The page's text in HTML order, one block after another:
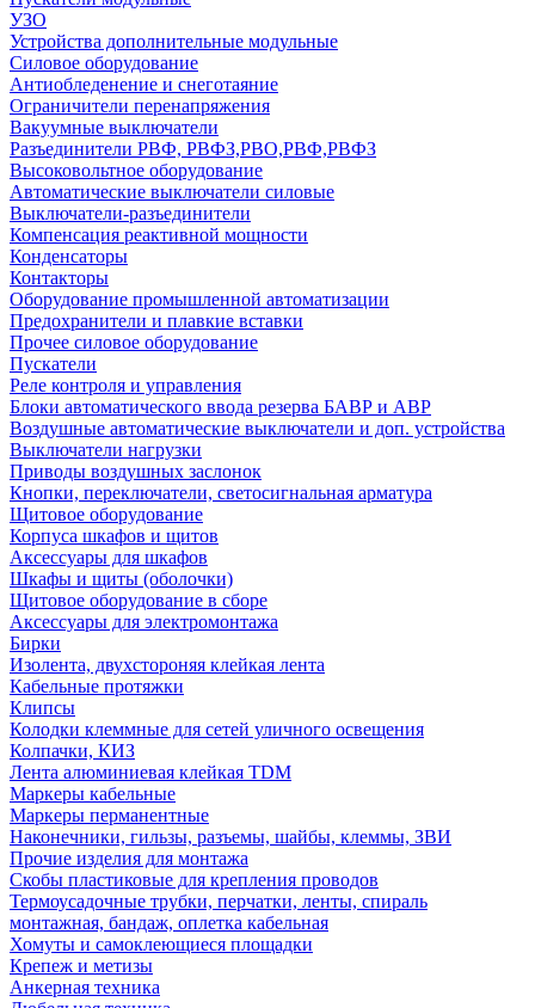
УЗО
Устройства дополнительные модульные
Силовое оборудование
Антиобледенение и снеготаяние
Ограничители перенапряжения
Вакуумные выключатели
Разъединители РВФ, РВФЗ,РВО,РВФ,РВФЗ
Высоковольтное оборудование
Автоматические выключатели cиловые
Выключатели-разъединители
Компенсация реактивной мощности
Конденсаторы
Контакторы
Оборудование промышленной автоматизации
Предохранители и плавкие вставки
Прочее силовое оборудование
Пускатели
Реле контроля и управления
Блоки автоматического ввода резерва БАВР и АВР
Воздушные автоматические выключатели и доп. устройства
Выключатели нагрузки
Приводы воздушных заслонок
Кнопки, переключатели, светосигнальная арматура
Щитовое оборудование
Корпуса шкафов и щитов
Аксессуары для шкафов
Шкафы и щиты (оболочки)
Щитовое оборудование в сборе
Аксессуары для электромонтажа
Бирки
Изолента, двухстороняя клейкая лента
Кабельные протяжки
Клипсы
Колодки клеммные для сетей уличного освещения
Колпачки, КИЗ
Лента алюминиевая клейкая TDM
Маркеры кабельные
Маркеры перманентные
Наконечники, гильзы, разъемы, шайбы, клеммы, ЗВИ
Прочие изделия для монтажа
Скобы пластиковые для крепления проводов
Термоусадочные трубки, перчатки, ленты, спираль
монтажная, бандаж, оплетка кабельная
Хомуты и самоклеющиеся площадки
Крепеж и метизы
Анкерная техника